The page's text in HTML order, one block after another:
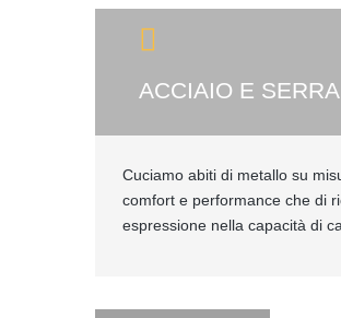
ACCIAIO E
Cuciamo abiti di metallo su
comfort e performance che di
espressione nella capacità di